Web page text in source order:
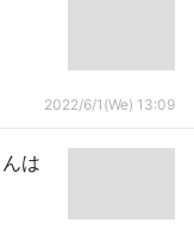
2022/6/1(We) 13:09
は